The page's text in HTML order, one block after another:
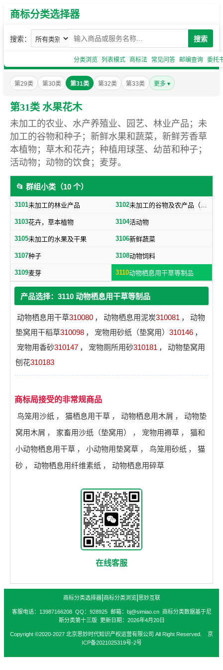
商标分类选择器
搜索： 搜索
分类浏览 列表模式 商标法 常见问答 邮编查询 委托
第29类 第30类 第31类 第32类 第33类 更多 ▾
第31类 水果花木
未加工的农业、水产养殖业、园艺、林业产品；未
加工的谷物和种子；新鲜水果和蔬菜，新鲜芳香草
本植物；草木和花卉；种植用球茎、幼苗和种子；
活动物；动物的饮食；麦芽。
📂 群组小类（10 个）
3101未加工的林业产品 3102 未加工的谷物及农产品（不包括蔬菜，种子）
3103花卉，草本植物 3104活动物
3105未加工的水果及干果 3106新鲜蔬菜
3107种子 3108动物饲料
3109麦芽 3110动物栖息用干草等制品
产品选择：3110 动物栖息用干草等制品
动物栖息用干草310080 ， 动物栖息用泥炭310081 ，
动物
垫窝用干稻草310098 ， 宠物用砂纸（垫窝用） 310146 ，
宠物用香砂310147 ， 宠物厕所用砂310181 ，
动物垫窝用
刨花310183
商标局接受的非常规商品
鸟笼用沙纸 ， 猫栖息用干草 ， 动物栖息用木屑 ，
动物垫
窝用木屑 ， 家畜用沙纸（垫窝用） ， 宠物用褥草 ，
猫和
小动物栖息用干草 ， 小动物用垫窝草 ， 鸟笼用砂纸 ，
猫
砂 ， 动物栖息用纤维素纸 ， 动物栖息用碎草
在线客服
商标分类选择器| 商标分类浏览| 思妙互联
客服电话：13987166208 QQ：928925 邮箱：bj@simiao.cn 商标分类数据基于尼
斯分类第十三版 更新日期：2026年4月20日
Copyright ©2020-2027 北京思妙时代知识产权运营有限公司 All Right Reserved. 京
ICP备2021025319号-2号